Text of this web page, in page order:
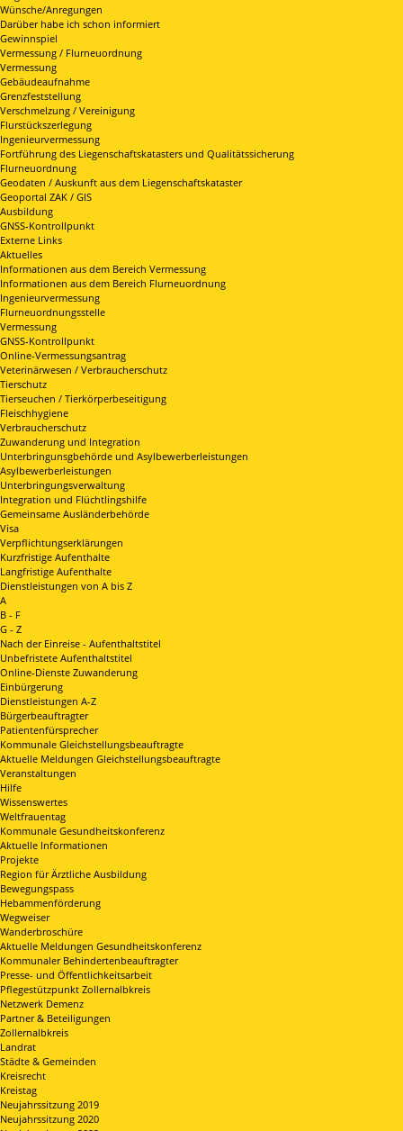
Wünsche/Anregungen
Darüber habe ich schon informiert
Gewinnspiel
Vermessung / Flurneuordnung
Vermessung
Gebäudeaufnahme
Grenzfeststellung
Verschmelzung / Vereinigung
Flurstückszerlegung
Ingenieurvermessung
Fortführung des Liegenschaftskatasters und Qualitätssicherung
Flurneuordnung
Geodaten / Auskunft aus dem Liegenschaftskataster
Geoportal ZAK / GIS
Ausbildung
GNSS-Kontrollpunkt
Externe Links
Aktuelles
Informationen aus dem Bereich Vermessung
Informationen aus dem Bereich Flurneuordnung
Ingenieurvermessung
Flurneuordnungsstelle
Vermessung
GNSS-Kontrollpunkt
Online-Vermessungsantrag
Veterinärwesen / Verbraucherschutz
Tierschutz
Tierseuchen / Tierkörperbeseitigung
Fleischhygiene
Verbraucherschutz
Zuwanderung und Integration
Unterbringunsgbehörde und Asylbewerberleistungen
Asylbewerberleistungen
Unterbringungsverwaltung
Integration und Flüchtlingshilfe
Gemeinsame Ausländerbehörde
Visa
Verpflichtungserklärungen
Kurzfristige Aufenthalte
Langfristige Aufenthalte
Dienstleistungen von A bis Z
A
B - F
G - Z
Nach der Einreise - Aufenthaltstitel
Unbefristete Aufenthaltstitel
Online-Dienste Zuwanderung
Einbürgerung
Dienstleistungen A-Z
Bürgerbeauftragter
Patientenfürsprecher
Kommunale Gleichstellungsbeauftragte
Aktuelle Meldungen Gleichstellungsbeauftragte
Veranstaltungen
Hilfe
Wissenswertes
Weltfrauentag
Kommunale Gesundheitskonferenz
Aktuelle Informationen
Projekte
Region für Ärztliche Ausbildung
Bewegungspass
Hebammenförderung
Wegweiser
Wanderbroschüre
Aktuelle Meldungen Gesundheitskonferenz
Kommunaler Behindertenbeauftragter
Presse- und Öffentlichkeitsarbeit
Pflegestützpunkt Zollernalbkreis
Netzwerk Demenz
Partner & Beteiligungen
Zollernalbkreis
Landrat
Städte & Gemeinden
Kreisrecht
Kreistag
Neujahrssitzung 2019
Neujahrssitzung 2020